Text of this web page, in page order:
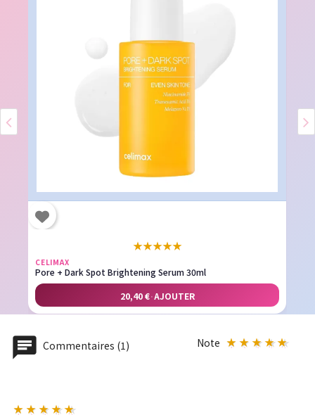
★★★★★
CELIMAX
Pore + Dark Spot Brightening Serum 30ml
20,40 €·AJOUTER
Commentaires (1) Note